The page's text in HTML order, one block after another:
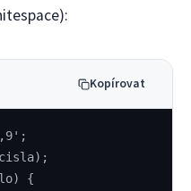
Kopírovat
{